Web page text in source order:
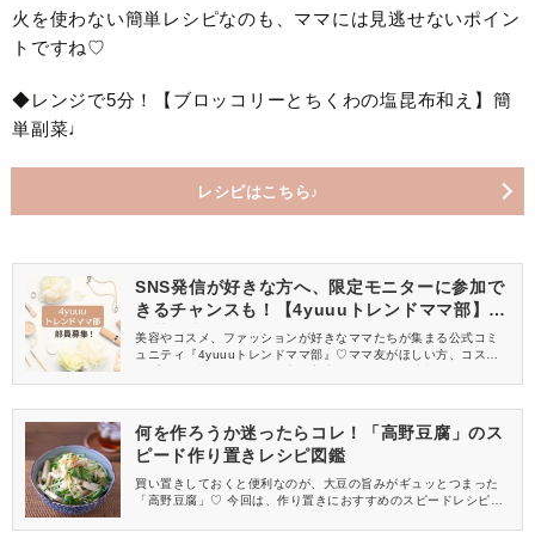
火を使わない簡単レシピなのも、ママには見逃せないポイン
トですね♡
◆レンジで5分！【ブロッコリーとちくわの塩昆布和え】簡
単副菜♩
レシピはこちら♪
SNS発信が好きな方へ、限定モニターに参加で
きるチャンスも！【4yuuuトレンドママ部】部
員募集中
美容やコスメ、ファッションが好きなママたちが集まる公式コミ
ュニティ『4yuuuトレンドママ部』♡ママ友がほしい方、コスメサ
信してくれる方を募集しています！
何を作ろうか迷ったらコレ！「高野豆腐」のス
ピード作り置きレシピ図鑑
買い置きしておくと便利なのが、大豆の旨みがギュッとつまった
「高野豆腐」♡ 今回は、作り置きにおすすめのスピードレシピを
てみてくださいね♪